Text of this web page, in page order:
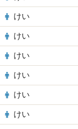
けい
けい
けい
けい
けい
けい